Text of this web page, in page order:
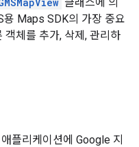
용 Maps SDK의 가장 중요
객체를 추가, 삭제, 관리하
플리케이션에 Google 지